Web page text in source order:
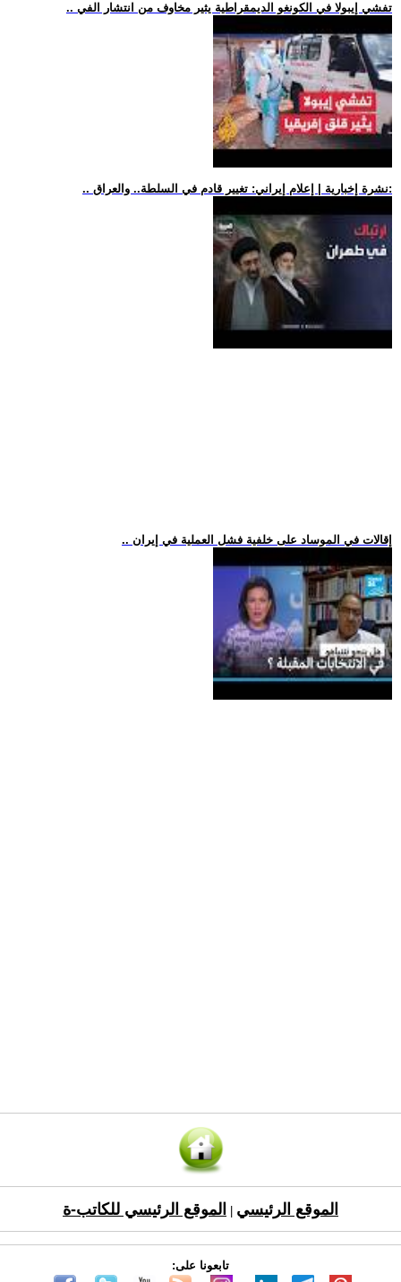
.. تفشي إيبولا في الكونغو الديمقراطية يثير مخاوف من انتشار الفي
.. نشرة إخبارية | إعلام إيراني: تغيير قادم في السلطة.. والعراق:
.. إقالات في الموساد على خلفية فشل العملية في إيران
الموقع الرئيسي الموقع الرئيسي للكاتب-ة
تابعونا على: